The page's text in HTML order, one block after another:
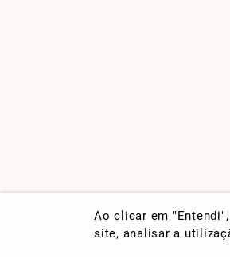
Ao clicar em
site, analisar a